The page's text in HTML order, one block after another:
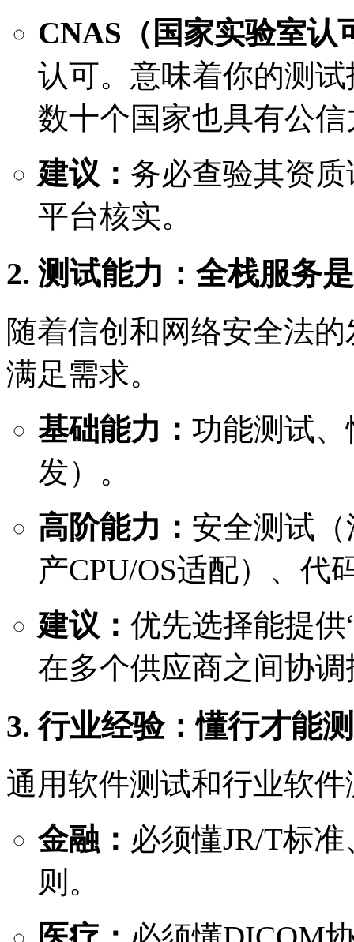
CNAS（国家实验室认
认可。意味着你的测
数十个国家也具有公信
建议： 务必查验其资
平台核实。
2. 测试能力：全栈服务
随着信创和网络安全法
满足需求。
基础能力： 功能测试
发）。
高阶能力： 安全测试
产CPU/OS适配）、代
建议： 优先选择能提
在多个供应商之间协
3. 行业经验：懂行才能
通用软件测试和行业软
金融： 必须懂JR/T标
则。